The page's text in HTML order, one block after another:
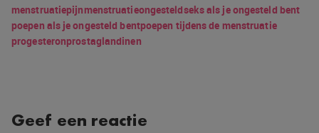
menstruatiepijnmenstruatieongesteldseks als je ongesteld bent
poepen als je ongesteld bentpoepen tijdens de menstruatie
progesteronprostaglandinen
Geef een reactie